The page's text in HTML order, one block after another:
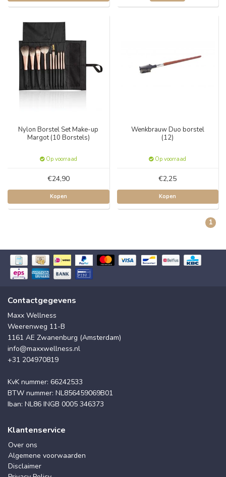
Nylon Borstel Set Make-up
Margot (10 Borstels)
Op voorraad
€24,90
Kopen
Wenkbrauw Duo borstel
(12)
Op voorraad
€2,25
Kopen
1
Contactgegevens
Maxx Wellness
Weerenweg 11-B
1161 AE Zwanenburg (Amsterdam)
info@maxxwellness.nl
+31 204970819
KvK nummer: 66242533
BTW nummer: NL856459069B01
Iban: NL86 INGB 0005 346373
Klantenservice
Over ons
Algemene voorwaarden
Disclaimer